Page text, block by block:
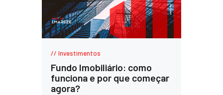
Investimentos
Fundo Imobiliário: como
funciona e por que começar
agora?